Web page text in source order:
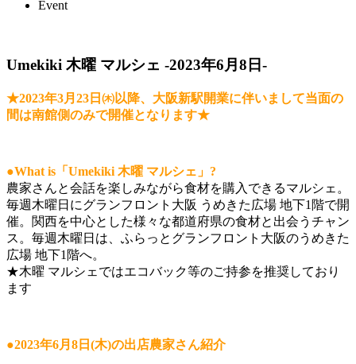
Event
Umekiki 木曜 マルシェ -2023年6月8日-
★2023年3月23日㈭以降、大阪新駅開業に伴いまして当面の
間は南館側のみで開催となります★
●What is「Umekiki 木曜 マルシェ」?
農家さんと会話を楽しみながら食材を購入できるマルシェ。
毎週木曜日にグランフロント大阪 うめきた広場 地下1階で開
催。関西を中心とした様々な都道府県の食材と出会うチャン
ス。毎週木曜日は、ふらっとグランフロント大阪のうめきた
広場 地下1階へ。
★木曜 マルシェではエコバック等のご持参を推奨しており
ます
●2023年6月8日(木)の出店農家さん紹介